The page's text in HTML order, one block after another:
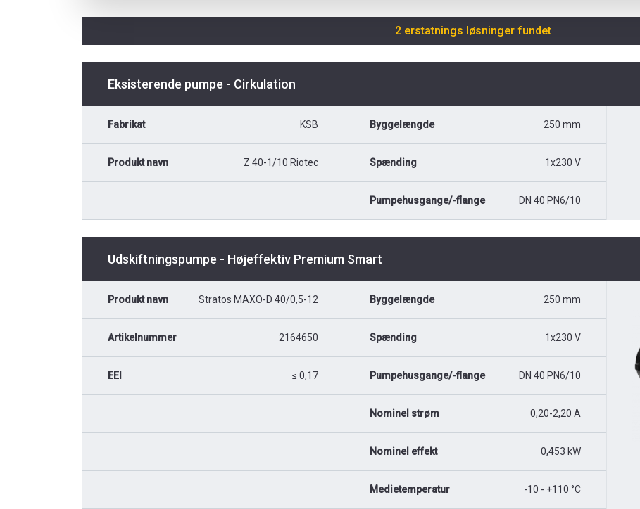
2 erstatnings løsninger fundet
Eksisterende pumpe - Cirkulation
Fabrikat KSB
Produkt navn Z 40-1/10 Riotec
Byggelængde 250 mm
Spænding 1x230 V
Pumpehusgange/-flange DN 40 PN6/10
Udskiftningspumpe - Højeffektiv Premium Smart
Produkt navn Stratos MAXO-D 40/0,5-12
Artikelnummer 2164650
EEI ≤ 0,17
Byggelængde 250 mm
Spænding 1x230 V
Pumpehusgange/-flange DN 40 PN6/10
Nominel strøm 0,20-2,20 A
Nominel effekt 0,453 kW
Medietemperatur -10 - +110 °C